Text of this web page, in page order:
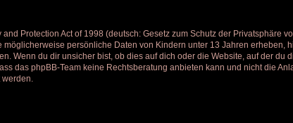
Protection Act of 1998 (deutsch: Gesetz zum Schutz der Privatsphäre
möglicherweise persönliche Daten von Kindern unter 13 Jahren erheben,
Wenn du dir unsicher bist, ob dies auf dich oder die Website, auf der du
das phpBB-Team keine Rechtsberatung anbieten kann und nicht die